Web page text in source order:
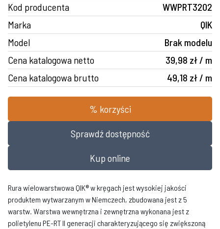
Kod producenta
WWPRT3202
Marka
QIK
Model
Brak modelu
Cena katalogowa netto
39,98 zł / m
Cena katalogowa brutto
49,18 zł / m
% korzyści
Sprawdź dostępność
Kup online
Rura wielowarstwowa QIK® w kręgach jest wysokiej jakości
produktem wytwarzanym w Niemczech, zbudowana jest z 5
warstw. Warstwa wewnętrzna i zewnętrzna wykonana jest z
polietylenu PE-RT II generacji charakteryzującego się zwiększoną